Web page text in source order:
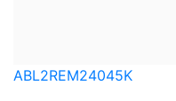
ABL2REM24045K